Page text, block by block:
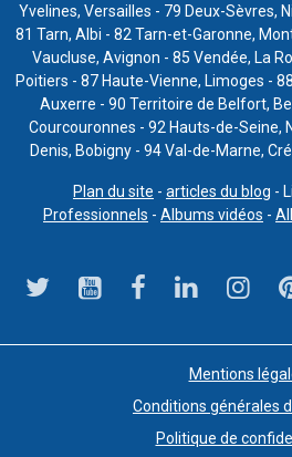
Yvelines, Versailles - 79 Deux-Sèvres,
81 Tarn, Albi - 82 Tarn-et-Garonne,
Vaucluse, Avignon - 85 Vendée, La
Poitiers - 87 Haute-Vienne, Limoges -
Auxerre - 90 Territoire de Belfort,
Courcouronnes - 92 Hauts-de-Seine,
Denis, Bobigny - 94 Val-de-Marne,
Plan du site - articles du blog -
Professionnels - Albums vidéos -
Mentions
Conditions générales
Politique de